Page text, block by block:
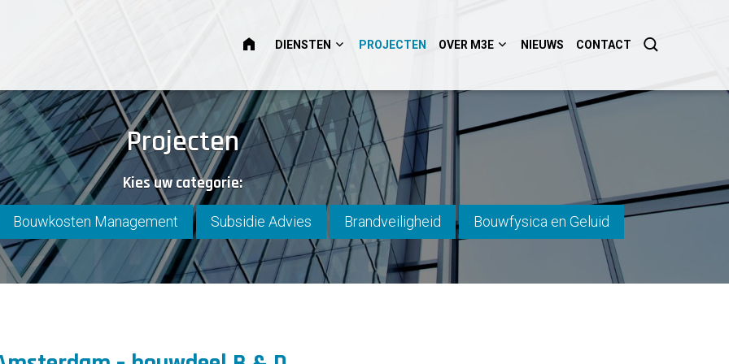
HOMEDIENSTEN PROJECTEN OVER M3E NIEUWS CONTACT
Projecten
Kies uw categorie:
Bouwkosten Management Subsidie Advies Brandveiligheid Bouwfysica en Geluid